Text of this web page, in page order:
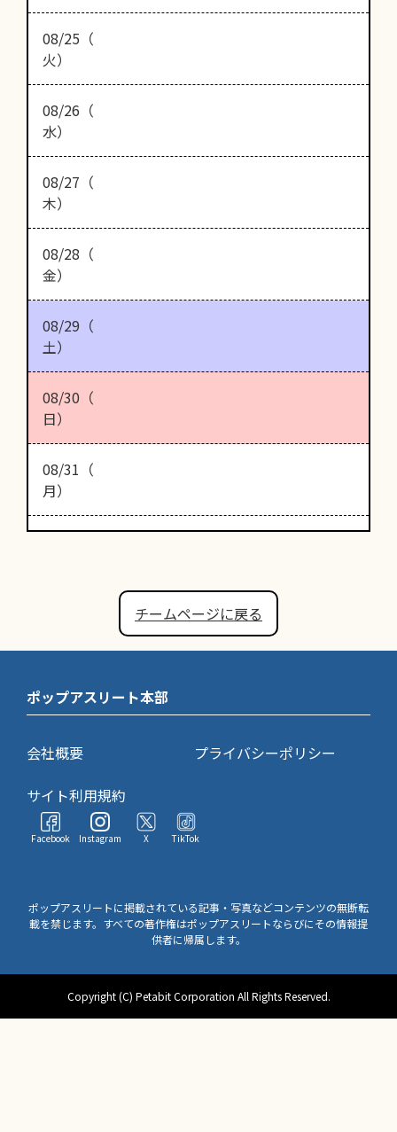
08/25（
火）
08/26（
水）
08/27（
木）
08/28（
金）
08/29（
土）
08/30（
日）
08/31（
月）
チームページに戻る
ポップアスリート本部
会社概要
プライバシーポリシー
サイト利用規約
Facebook Instagram X TikTok
ポップアスリートに掲載されている記事・写真などコンテンツの無断転
載を禁じます。すべての著作権はポップアスリートならびにその情報提
供者に帰属します。
Copyright (C) Petabit Corporation All Rights Reserved.